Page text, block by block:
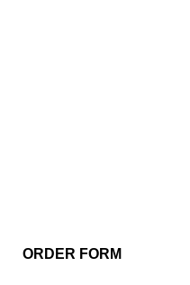
ORDER FORM